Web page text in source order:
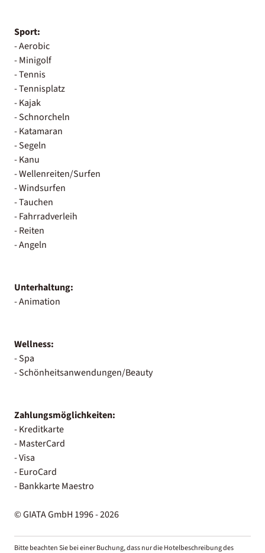
Sport:
- Aerobic
- Minigolf
- Tennis
- Tennisplatz
- Kajak
- Schnorcheln
- Katamaran
- Segeln
- Kanu
- Wellenreiten/Surfen
- Windsurfen
- Tauchen
- Fahrradverleih
- Reiten
- Angeln
Unterhaltung:
- Animation
Wellness:
- Spa
- Schönheitsanwendungen/Beauty
Zahlungsmöglichkeiten:
- Kreditkarte
- MasterCard
- Visa
- EuroCard
- Bankkarte Maestro
© GIATA GmbH 1996 - 2026
Bitte beachten Sie bei einer Buchung, dass nur die Hotelbeschreibung des